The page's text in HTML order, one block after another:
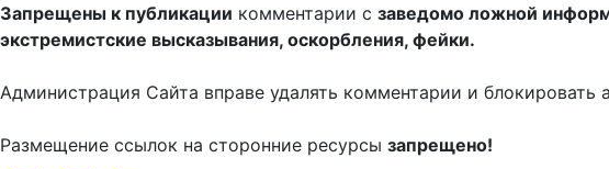
Запрещены к публикации комментарии с заведомо ложной
экстремистские высказывания, оскорбления, фейки.
Администрация Сайта вправе удалять комментарии и блокировать
Размещение ссылок на сторонние ресурсы запрещено!